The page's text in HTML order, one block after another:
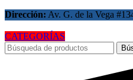
Dirección: Av. G. de la Vega
CATEGORÍAS